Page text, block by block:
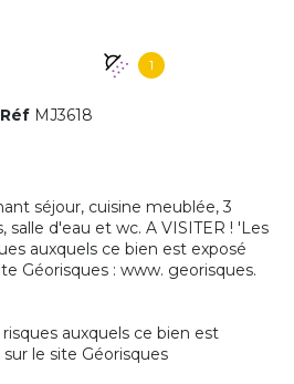
1
Réf MJ3618
séjour, cuisine meublée, 3
salle d'eau et wc. A VISITER ! 'Les
auxquels ce bien est exposé
Géorisques : www. georisques.
auxquels ce bien est
le site Géorisques